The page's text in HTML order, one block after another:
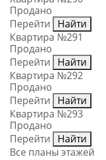
Продано
Перейти
Найти
Квартира №291
Продано
Перейти
Найти
Квартира №292
Продано
Перейти
Найти
Квартира №293
Продано
Перейти
Найти
Все планы этажей